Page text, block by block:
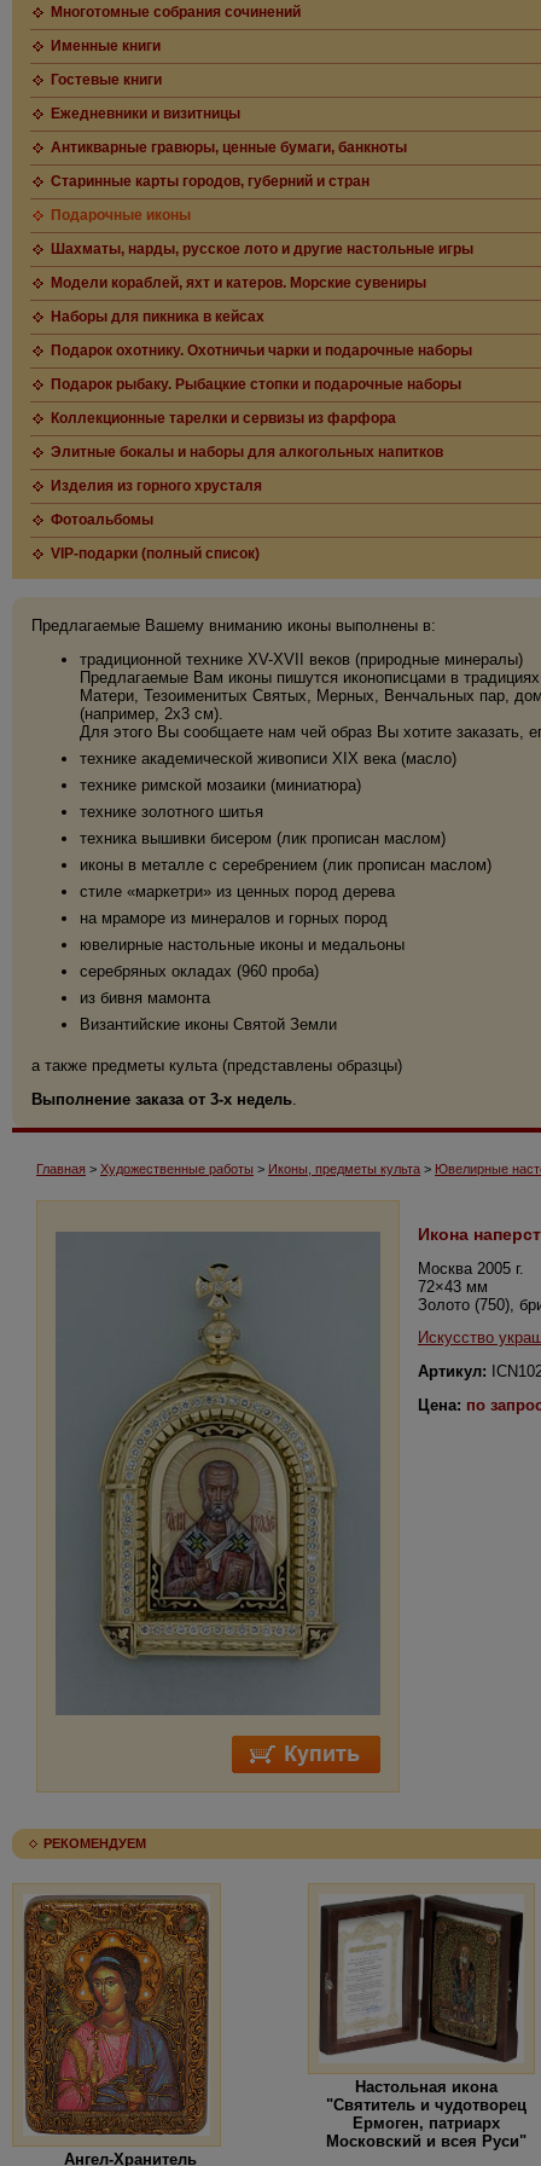
Многотомные собрания сочинений
Именные книги
Гостевые книги
Ежедневники и визитницы
Антикварные гравюры, ценные бумаги, банкноты
Старинные карты городов, губерний и стран
Подарочные иконы
Шахматы, нарды, русское лото и другие настольные игры
Модели кораблей, яхт и катеров. Морские сувениры
Наборы для пикника в кейсах
Подарок охотнику. Охотничьи чарки и подарочные наборы
Подарок рыбаку. Рыбацкие стопки и подарочные наборы
Коллекционные тарелки и сервизы из фарфора
Элитные бокалы и наборы для алкогольных напитков
Изделия из горного хрусталя
Фотоальбомы
VIP-подарки (полный список)
Предлагаемые Вашему вниманию иконы выполнены в:
традиционной технике XV-XVII веков (природные минералы)
Предлагаемые Вам иконы пишутся иконописцами в
Матери, Тезоименитых Святых, Мерных, Венчальных пар,
(например, 2х3 см).
Для этого Вы сообщаете нам чей образ Вы хотите заказать,
технике академической живописи XIX века (масло)
технике римской мозаики (миниатюра)
технике золотного шитья
техника вышивки бисером (лик прописан маслом)
иконы в металле с серебрением (лик прописан маслом)
стиле «маркетри» из ценных пород дерева
на мраморе из минералов и горных пород
ювелирные настольные иконы и медальоны
серебряных окладах (960 проба)
из бивня мамонта
Византийские иконы Святой Земли
а также предметы культа (представлены образцы)
Выполнение заказа от 3-х недель.
Главная > Художественные работы > Иконы, предметы культа > Ювелирные
Икона
Москва 2005 г.
72×43 мм
Золото (750),
Искусство
Артикул:
Цена: по
РЕКОМЕНДУЕМ
Ангел-Хранитель
Настольная икона
"Святитель и чудотворец
Ермоген, патриарх
Московский и всея Руси"